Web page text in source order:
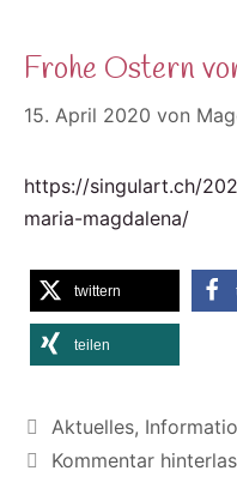
Frohe Ostern
15. April 2020 von
https://singulart.ch/
maria-magdalena/
twittern
teilen
Kategorien
Aktuelles,
Kommentar